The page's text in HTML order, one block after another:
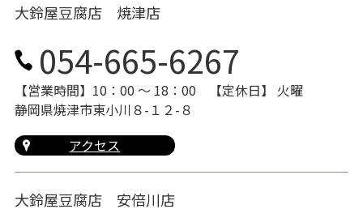
大鈴屋豆腐店 焼津店
054-665-6267
【営業時間】10：00 〜 18：00
【定休日】 火曜
静岡県焼津市東小川８-１２-８
アクセス
大鈴屋豆腐店 安倍川店